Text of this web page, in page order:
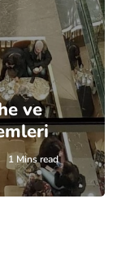
ve
1 Mins read